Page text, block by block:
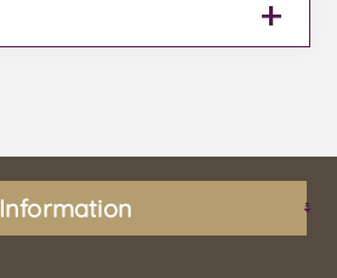
Information